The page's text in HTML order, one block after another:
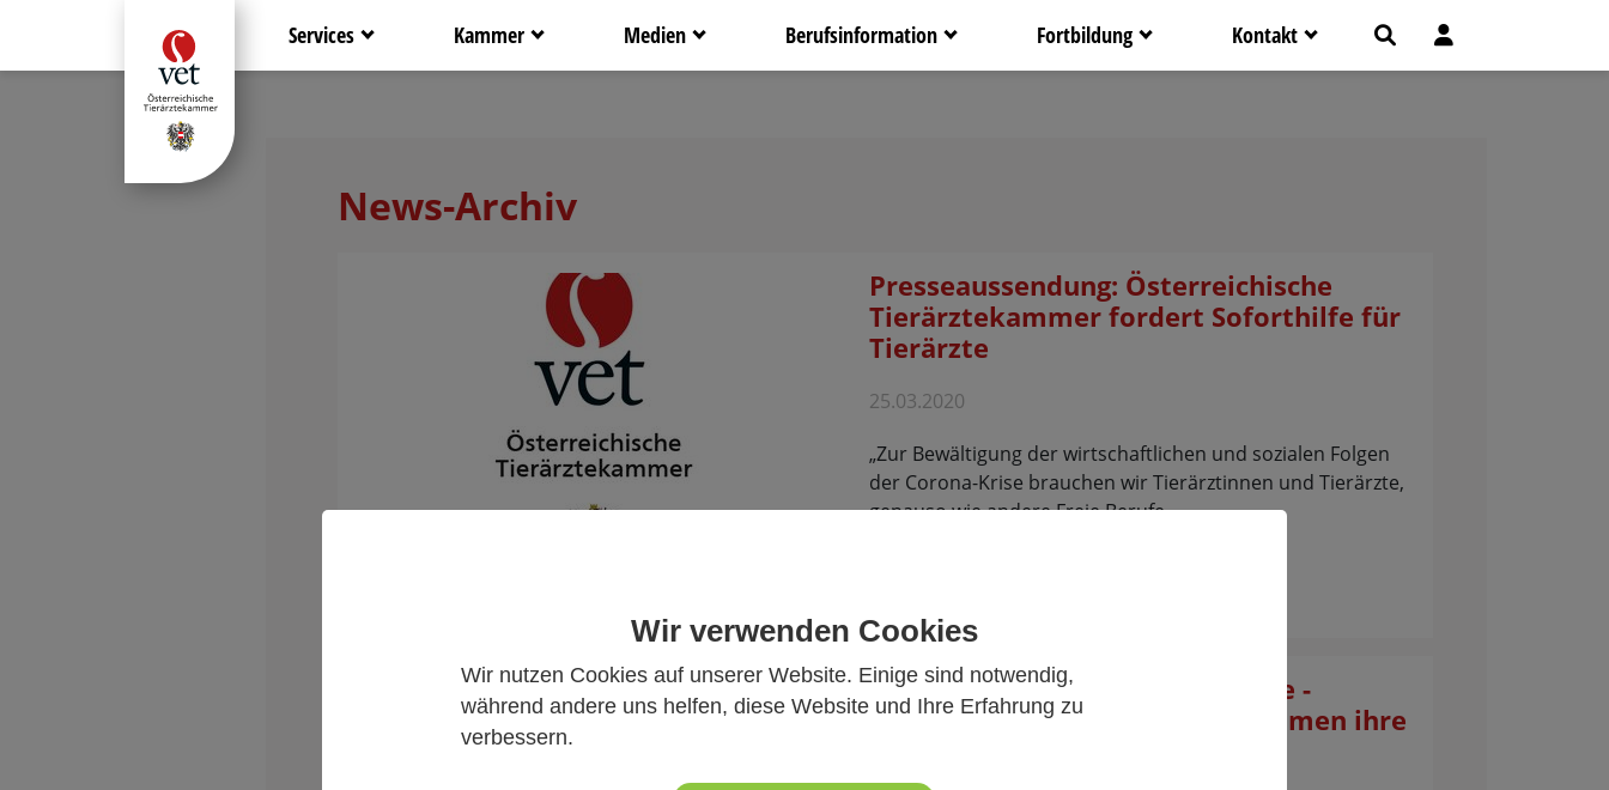
Wir verwenden Cookies
Wir nutzen Cookies auf unserer Website. Einige sind notwendig,
während andere uns helfen, diese Website und Ihre Erfahrung zu
verbessern.
Services Kammer Medien Berufsinformation Fortbildung Kontakt
News-Archiv
Presseaussendung: Österreichische
Tierärztekammer fordert Soforthilfe für
Tierärzte
25.03.2020
„Zur Bewältigung der wirtschaftlichen und sozialen Folgen
der Corona-Krise brauchen wir Tierärztinnen und Tierärzte,
genauso wie andere Freie Berufe…
Presseaussendung: Corona-Krise -
Tierärztinnen und Tierärzte nehmen ihre